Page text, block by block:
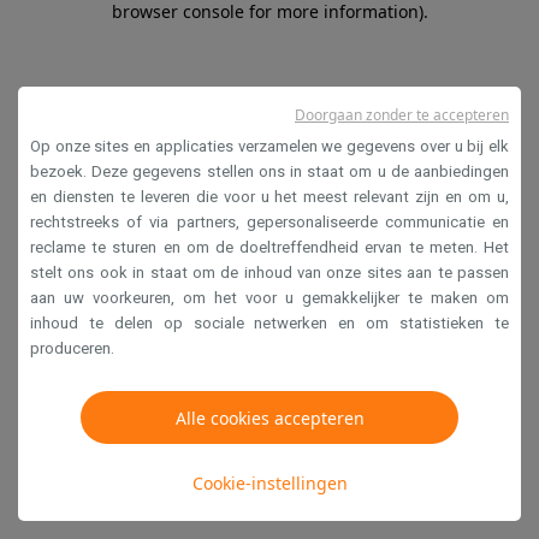
browser console for more information).
Op onze sites en applicaties verzamelen we gegevens over u bij elk
bezoek. Deze gegevens stellen ons in staat om u de aanbiedingen
en diensten te leveren die voor u het meest relevant zijn en om u,
rechtstreeks of via partners, gepersonaliseerde communicatie en
reclame te sturen en om de doeltreffendheid ervan te meten. Het
stelt ons ook in staat om de inhoud van onze sites aan te passen
aan uw voorkeuren, om het voor u gemakkelijker te maken om
inhoud te delen op sociale netwerken en om statistieken te
produceren.
Alle cookies accepteren
Cookie-instellingen
Doorgaan zonder te accepteren